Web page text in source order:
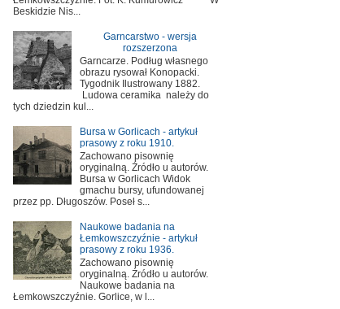
Beskidzie Nis...
Garncarstwo - wersja
rozszerzona
Garncarze. Podług własnego
obrazu rysował Konopacki.
Tygodnik Ilustrowany 1882.
Ludowa ceramika należy do
tych dziedzin kul...
Bursa w Gorlicach - artykuł
prasowy z roku 1910.
Zachowano pisownię
oryginalną. Źródło u autorów.
Bursa w Gorlicach Widok
gmachu bursy, ufundowanej
przez pp. Długoszów. Poseł s...
Naukowe badania na
Łemkowszczyźnie - artykuł
prasowy z roku 1936.
Zachowano pisownię
oryginalną. Źródło u autorów.
Naukowe badania na
Łemkowszczyźnie. Gorlice, w l...